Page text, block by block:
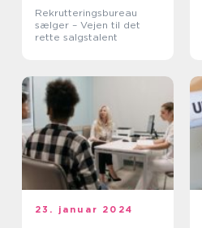
Rekrutteringsbureau
sælger – Vejen til det
rette salgstalent
23. januar 2024